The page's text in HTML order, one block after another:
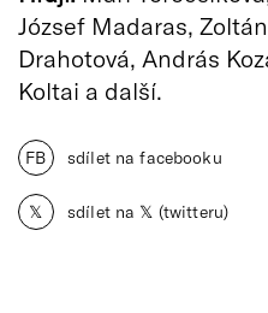
József Madaras,
Drahotová, András
Koltai a další.
FB sdílet na facebooku
𝕏 sdílet na 𝕏 (twitteru)